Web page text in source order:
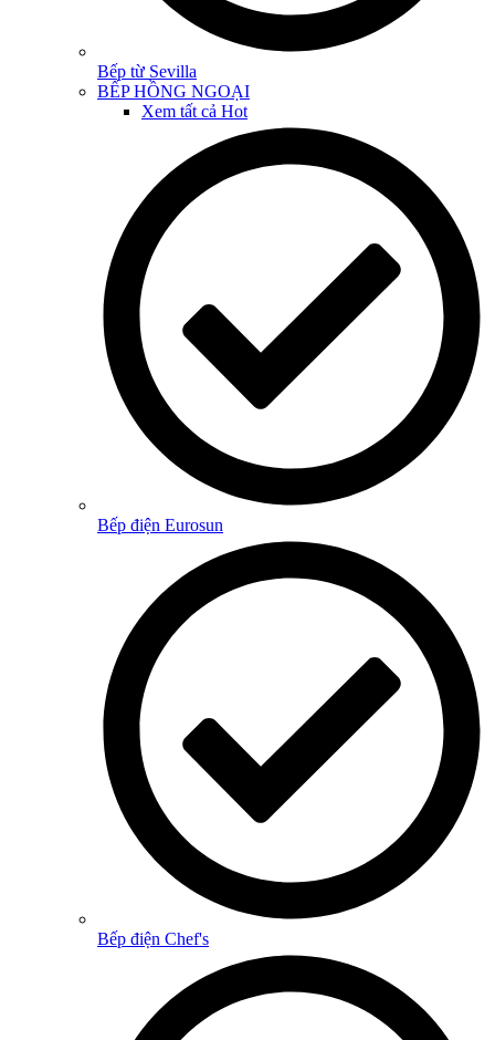
Bếp từ Sevilla
BẾP HỒNG NGOẠI
Xem tất cả Hot
Bếp điện Eurosun
Bếp điện Chef's